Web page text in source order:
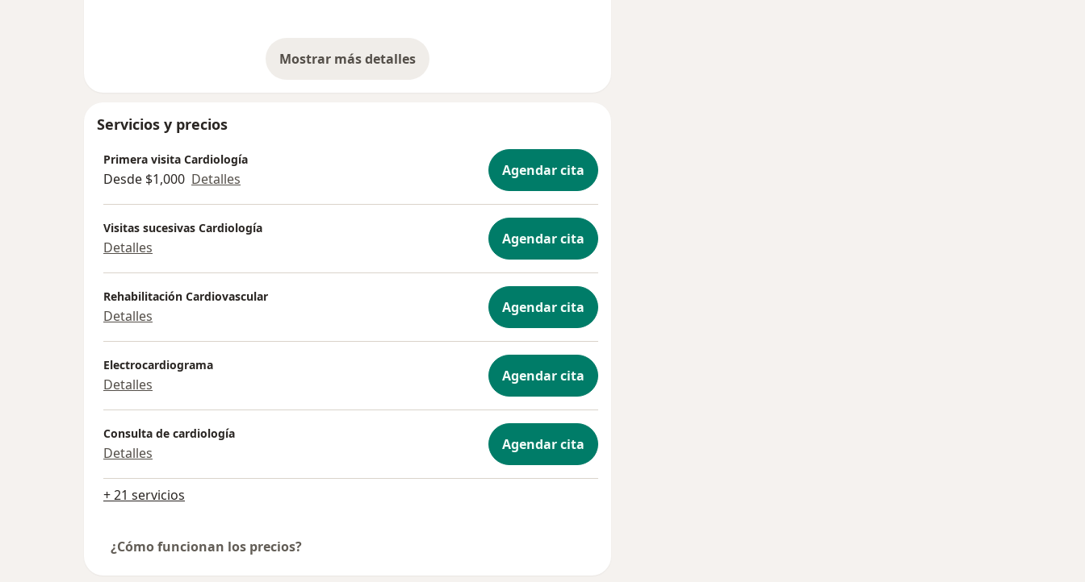
Mostrar más detalles
sobre la experiencia
Servicios y precios
Primera visita Cardiología
Desde $1,000 Detalles Agendar cita
Visitas sucesivas Cardiología
Detalles Agendar cita
Rehabilitación Cardiovascular
Detalles Agendar cita
Electrocardiograma
Detalles Agendar cita
Consulta de cardiología
Detalles Agendar cita
+ 21 servicios
¿Cómo funcionan los precios?